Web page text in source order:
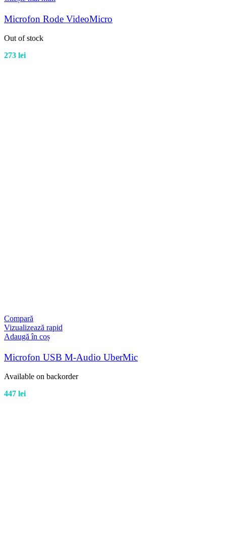
Microfon Rode VideoMicro
Out of stock
273 lei
Compară
Vizualizează rapid
Adaugă în coș
Microfon USB M-Audio UberMic
Available on backorder
447 lei